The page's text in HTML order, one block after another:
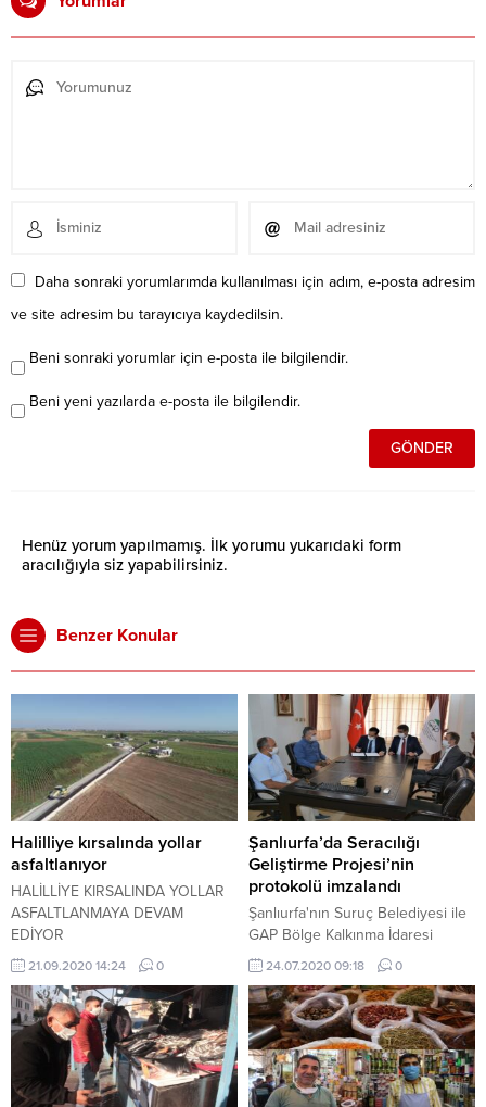
Daha sonraki yorumlarımda kullanılması için adım, e-posta adresim
ve site adresim bu tarayıcıya kaydedilsin.
Beni sonraki yorumlar için e-posta ile bilgilendir.
Beni yeni yazılarda e-posta ile bilgilendir.
Henüz yorum yapılmamış. İlk yorumu yukarıdaki form
aracılığıyla siz yapabilirsiniz.
Benzer Konular
Halilliye kırsalında yollar
asfaltlanıyor
HALİLLİYE KIRSALINDA YOLLAR
ASFALTLANMAYA DEVAM
EDİYOR
21.09.2020 14:24 0
Şanlıurfa’da Seracılığı
Geliştirme Projesi’nin
protokolü imzalandı
Şanlıurfa'nın Suruç Belediyesi ile
GAP Bölge Kalkınma İdaresi
Başkanlığı arasında ilçede
seracılığın geliştirilmesi ve
istihdamın arttırılması kapsamında
protokol imzalandı.
24.07.2020 09:18 0